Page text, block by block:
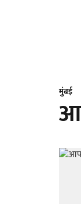
मुंबई